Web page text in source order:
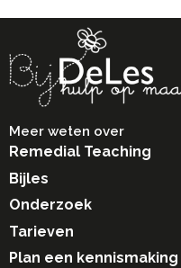
Meer weten over
Remedial Teaching
Bijles
Onderzoek
Tarieven
Plan een kennismaking